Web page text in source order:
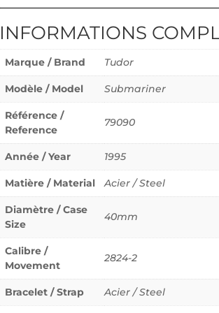
INFORMATIONS
Marque / Brand Tudor
Modèle / Model Submariner
Référence /
Reference
79090
Année / Year 1995
Matière / Material Acier / Steel
Diamètre / Case
Size
40mm
Calibre /
Movement
2824-2
Bracelet / Strap Acier / Steel